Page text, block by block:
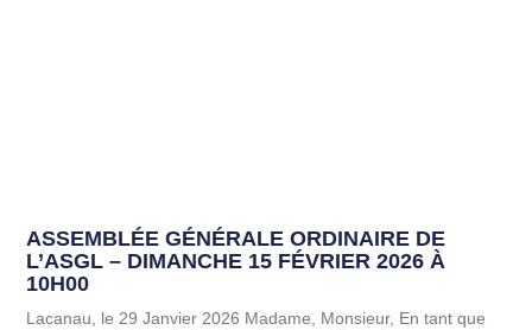
ASSEMBLÉE GÉNÉRALE ORDINAIRE DE
L’ASGL – DIMANCHE 15 FÉVRIER 2026 À
10H00
Lacanau, le 29 Janvier 2026 Madame, Monsieur, En tant que